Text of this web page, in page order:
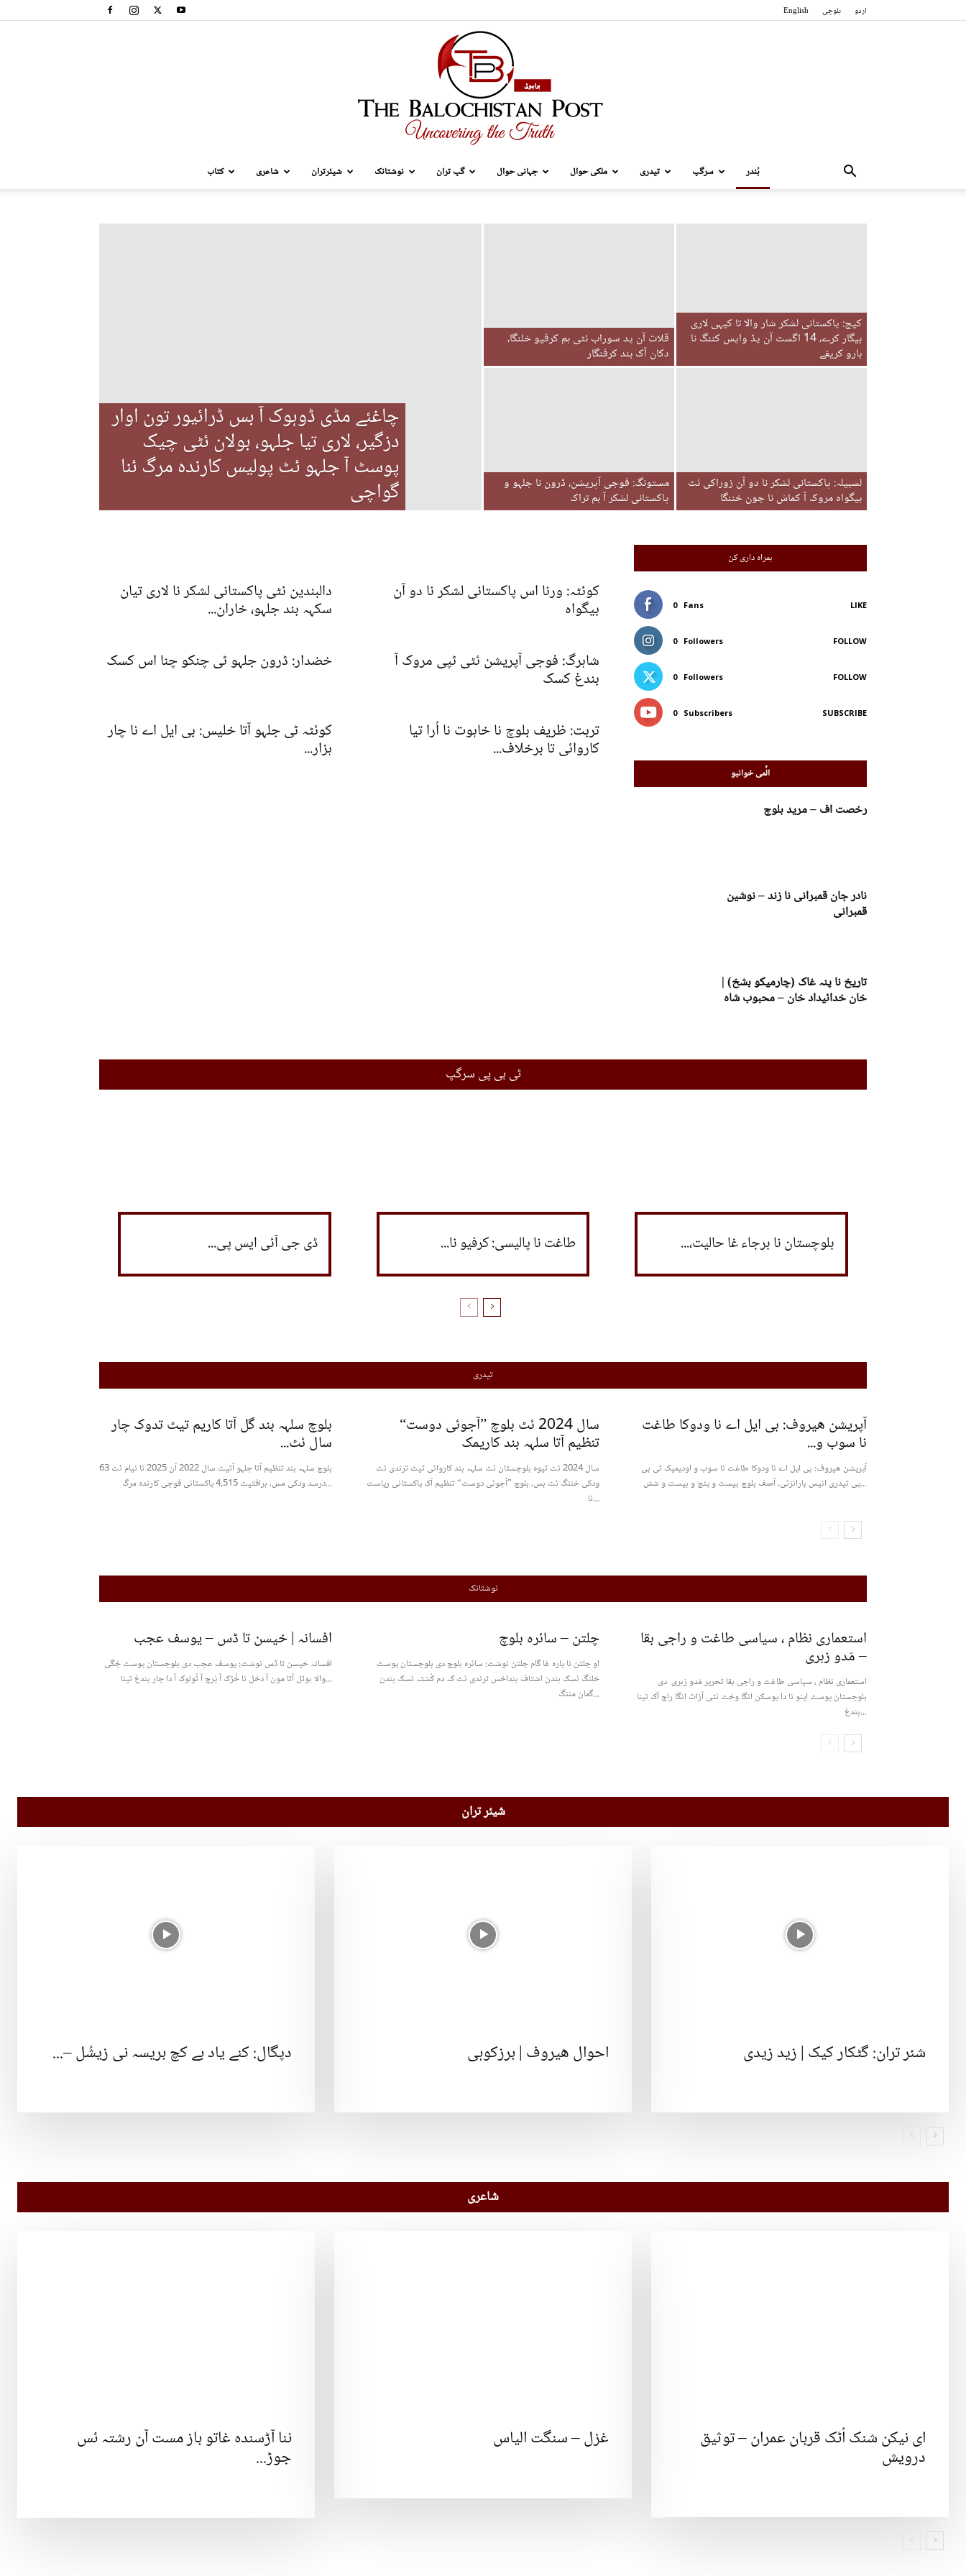
English بلوچی اردو
بُندر سرگپ تیدری ملکی حوال جہانی حوال گپ تران نوشتانک شیئرتران شاعری کتاب
چاغئے مڈی ڈوہوک آ بس ڈرائیور تون اوار
دزگیر، لاری تیا جلہو، بولان ئٹی چیک
پوسٹ آ جلہو ئٹ پولیس کارندہ مرگ ئنا
گواچی
قلات آن پد سوراب ئٹی ہم کرفیو خلنگا،
دکان آک بند کرفنگار
کیچ: پاکستانی لشکر شار والا تا کیہی لاری
بیگار کرے، 14 اگست آن پڈ واپس کننگ نا
بارو کریفے
مستونگ: فوجی آپریشن، ڈرون نا جلہو و
پاکستانی لشکر آ بم تراک
لسبیلہ: پاکستانی لشکر نا دو آن زوراکی ئٹ
بیگواہ مروک آ کماش نا جون خننگا
دالبندین ئٹی پاکستانی لشکر نا لاری تیان
سکہہ بند جلہو، خاران...
کوئٹہ: ورنا اس پاکستانی لشکر نا دو آن
بیگواہ
خضدار: ڈرون جلہو ٹی چنکو چنا اس کسک شاہرگ: فوجی آپریشن ئٹی ٹپی مروک آ
بندغ کسک
کوئٹہ ٹی جلہو آتا خلیس: بی ایل اے نا چار
ہزار...
تربت: ظریف بلوچ نا خاہوت نا اُرا تیا
کاروائی تا برخلاف...
ہمراہ داری کن
0 Fans LIKE
0 Followers FOLLOW
0 Followers FOLLOW
0 Subscribers SUBSCRIBE
الّمی خوانبو
رخصت اف – مرید بلوچ
نادر جان قمبرانی نا زند – نوشین
قمبرانی
تاریخ نا پنہ غاک (چارمیکو بشخ) |
خان خدائیداد خان – محبوب شاہ
ٹی بی پی سرگپ
ڈی جی آئی ایس پی... طاغت نا پالیسی: کرفیو نا... بلوچستان نا برجاء غا حالیت،...
تیدری
بلوچ سلہہ بند گل آتا کاریم تیٹ تدوک چار
سال ئٹ...
بلوچ سلہہ بند تنظیم آتا جلہو آتیٹ سال 2022 آن 2025 نا نیام ئٹ 63
درسد ودکی مس، ہرافتیٹ 4,515 پاکستانی فوجی کارندہ مرگ...
سال 2024 ئٹ بلوچ ”آجوئی دوست“
تنظیم آتا سلہہ بند کاریمک
سال 2024 ئٹ تیوہ بلوچستان ئٹ سلہہ بند کاروائی تیٹ ترندی ئٹ
ودکی خننگ ئٹ بس، بلوچ ”آجوئی دوست“ تنظیم آک پاکستانی ریاست
نا...
آپریشن ھیروف: بی ایل اے نا ودوکا طاغت
نا سوب و...
آپریشن ھیروف: بی ایل اے نا ودوکا طاغت نا سوب و اودیمیک ٹی بی
پی تیدری انیس بارانزئی، آصف بلوچ بیست و پنچ و بیست و شش...
نوشتانک
افسانہ | خیسن تا ڈس – یوسف عجب
افسانہ خیسن تا ڈس نوشت: یوسف عجب دی بلوچستان پوسٹ جُگی
والا ہوٹل آتا مون آ دخل نا خُڑک آ پَرچ آ تُولوک آ دا چار بندغ تینا...
خلنگ ئسک ہندن اشتاف ہنداخس ترندی ئٹ کہ دم کُشتہ ئسک ہندن
گمان مننگ...
استعماری نظام ، سیاسی طاغت و راجی بقا
– مَدو زہری
استعماری نظام ، سیاسی طاغت و راجی بقا تحریر مَدو زہری دی
بلوچستان پوسٹ اینو نا دا پوسکن انگا وخت ئٹی آزات انگا راج آک تینا
بندغ...
شیئر تران
دپگال: کنے یاد بے کچ بریسہ نی زیشُل –... احوال ھیروف | برزکوہی شئر تران: گٹکار کیک | زید زیدی
شاعری
ننا آڑسندہ غاتو باز مست آن رشتہ ئس
جوڑ...
غزل – سنگت الیاس ای نیکن شنک اُٹک قربان عمران – توثیق
درویش